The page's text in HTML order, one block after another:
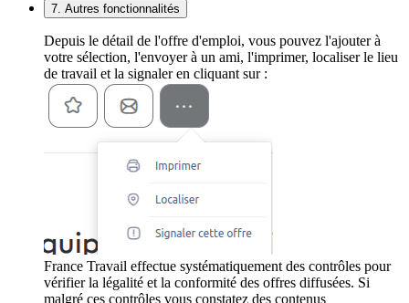
7. Autres fonctionnalités
Depuis le détail de l'offre d'emploi, vous pouvez l'ajouter à
votre sélection, l'envoyer à un ami, l'imprimer, localiser le lieu
de travail et la signaler en cliquant sur :
France Travail effectue systématiquement des contrôles pour
vérifier la légalité et la conformité des offres diffusées. Si
malgré ces contrôles vous constatez des contenus